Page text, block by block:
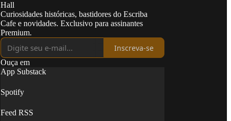
Hall
Curiosidades históricas, bastidores do Escriba
Cafe e novidades. Exclusivo para assinantes
Premium.
Inscreva-se
Ouça em
App Substack
Spotify
Feed RSS